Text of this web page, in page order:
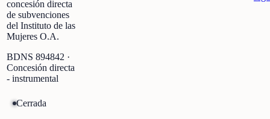
concesión directa
de subvenciones
del Instituto de las
Mujeres O.A.
BDNS 894842 ·
Concesión directa
- instrumental
Cerrada